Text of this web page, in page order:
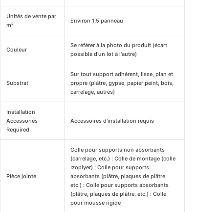
Unités de vente par
m²
Environ 1,5 panneau
Couleur
Se référer à la photo du produit (écart
possible d'un lot à l'autre)
Substrat
Sur tout support adhérent, lisse, plan et
propre (plâtre, gypse, papier peint, bois,
carrelage, autres)
Installation
Accessories
Required
Accessoires d'installation requis
Pièce jointe
Colle pour supports non absorbants
(carrelage, etc.) : Colle de montage (colle
Izopiyer) ; Colle pour supports
absorbants (plâtre, plaques de plâtre,
etc.) : Colle pour supports absorbants
(plâtre, plaques de plâtre, etc.) : Colle
pour mousse rigide